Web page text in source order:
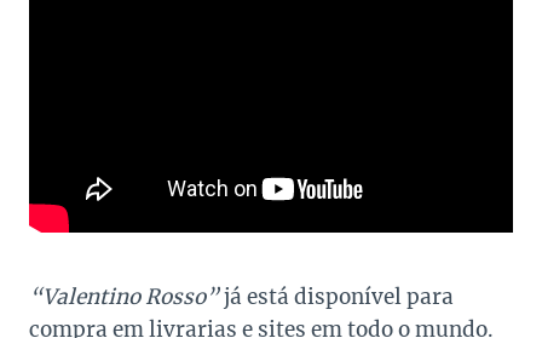
“Valentino Rosso”já está disponível para
compra em livrarias e sites em todo o mundo.